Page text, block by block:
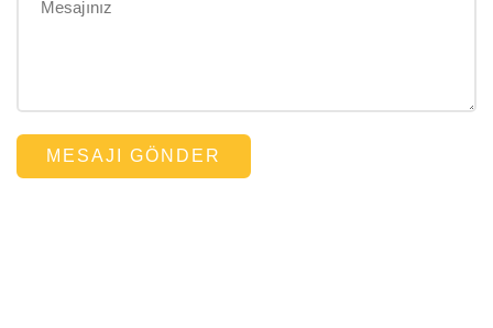
MESAJI GÖNDER